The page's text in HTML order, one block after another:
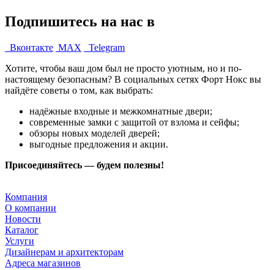
Подпишитесь на нас в
Вконтакте MAX
Telegram
Хотите, чтобы ваш дом был не просто уютным, но и по-
настоящему безопасным? В социальных сетях Форт Нокс вы
найдёте советы о том, как выбрать:
надёжные входные и межкомнатные двери;
современные замки с защитой от взлома и сейфы;
обзоры новых моделей дверей;
выгодные предложения и акции.
Присоединяйтесь — будем полезны!
Компания
О компании
Новости
Каталог
Услуги
Дизайнерам и архитекторам
Адреса магазинов